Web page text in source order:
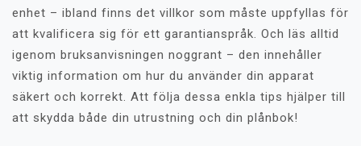
enhet – ibland finns det villkor som måste uppfyllas för
att kvalificera sig för ett garantianspråk. Och läs alltid
igenom bruksanvisningen noggrant – den innehåller
viktig information om hur du använder din apparat
säkert och korrekt. Att följa dessa enkla tips hjälper till
att skydda både din utrustning och din plånbok!